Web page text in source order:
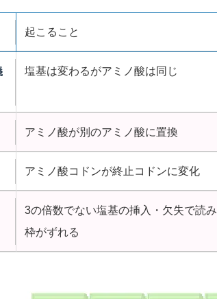
起こること
塩基は変わるがアミノ酸は同じ
アミノ酸が別のアミノ酸に置換
アミノ酸コドンが終止コドンに変化
3の倍数でない塩基の挿入・欠失で読み
枠がずれる